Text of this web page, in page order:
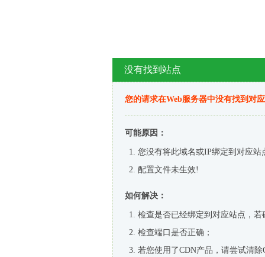
没有找到站点
您的请求在Web服务器中没有找到对
可能原因：
您没有将此域名或IP绑定到对应站
配置文件未生效!
如何解决：
检查是否已经绑定到对应站点，
检查端口是否正确；
若您使用了CDN产品，请尝试清除